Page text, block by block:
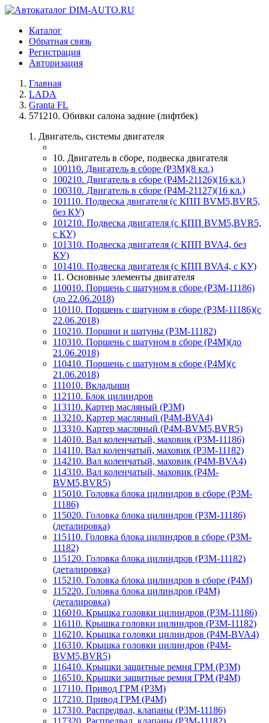
Каталог
Обратная связь
Регистрация
Авторизация
Главная
LADA
Granta FL
571210. Обивки салона задние (лифтбек)
1. Двигатель, системы двигателя
10. Двигатель в сборе, подвеска двигателя
100110. Двигатель в сборе (P3M)(8 кл.)
100210. Двигатель в сборе (P4M-21126)(16 кл.)
100310. Двигатель в сборе (P4M-21127)(16 кл.)
101110. Подвеска двигателя (с КПП BVM5,BVR5,
без КУ)
101210. Подвеска двигателя (с КПП BVM5,BVR5,
с КУ)
101310. Подвеска двигателя (с КПП BVA4, без
КУ)
101410. Подвеска двигателя (с КПП BVA4, с КУ)
11. Основные элементы двигателя
110010. Поршень с шатуном в сборе (P3M-11186)
(до 22.06.2018)
110110. Поршень с шатуном в сборе (P3M-11186)(с
22.06.2018)
110210. Поршни и шатуны (P3M-11182)
110310. Поршень с шатуном в сборе (P4M)(до
21.06.2018)
110410. Поршень с шатуном в сборе (Р4М)(с
21.06.2018)
111010. Вкладыши
112110. Блок цилиндров
113110. Картер масляный (P3M)
113210. Картер масляный (P4M-BVA4)
113310. Картер масляный (P4M-BVM5,BVR5)
114010. Вал коленчатый, маховик (P3M-11186)
114110. Вал коленчатый, маховик (P3M-11182)
114210. Вал коленчатый, маховик (P4M-BVA4)
114310. Вал коленчатый, маховик (P4M-
BVM5,BVR5)
115010. Головка блока цилиндров в сборе (P3M-
11186)
115020. Головка блока цилиндров (P3M-11186)
(деталировка)
115110. Головка блока цилиндров в сборе (P3M-
11182)
115120. Головка блока цилиндров (P3M-11182)
(деталировка)
115210. Головка блока цилиндров в сборе (P4M)
115220. Головка блока цилиндров (P4M)
(деталировка)
116010. Крышка головки цилиндров (P3M-11186)
116110. Крышка головки цилиндров (P3M-11182)
116210. Крышка головки цилиндров (P4M-BVA4)
116310. Крышка головки цилиндров (P4M-
BVM5,BVR5)
116410. Крышки защитные ремня ГРМ (P3M)
116510. Крышки защитные ремня ГРМ (P4M)
117110. Привод ГРМ (P3M)
117210. Привод ГРМ (P4M)
117310. Распредвал, клапаны (P3M-11186)
117320. Распредвал, клапаны (P3M-11182)